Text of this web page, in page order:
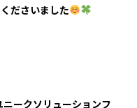
ださいました
ニークソリューションフ